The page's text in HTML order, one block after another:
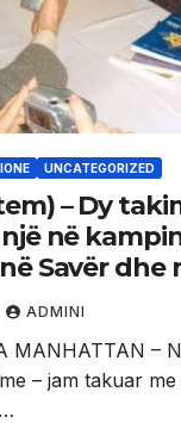
UNCATEGORIZED
– Dy
në
Savër dhe
ADMINI
MANHATTAN –
– jam takuar